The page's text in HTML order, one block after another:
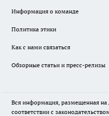
Информация о команде
Политика этики
Как с нами связаться
Обзорные статьи и пресс-релизы
Вся информация, размещенная на
соответствии с